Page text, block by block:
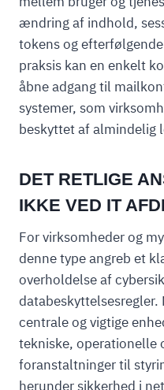
ændring af indhold,
tokens og
praksis kan en enkelt
åbne adgang til
systemer, som
beskyttet af almindelig
DET RETLIGE
IKKE VED IT
For virksomheder og
denne type angreb et
overholdelse af
centrale og vigtige
tekniske, operationelle
foranstaltninger til
herunder sikkerhed i